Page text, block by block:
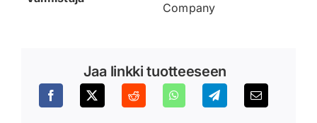
Company
Jaa linkki tuotteeseen